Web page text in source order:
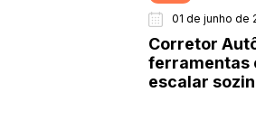
01 de junho de
Corretor
ferramentas
escalar